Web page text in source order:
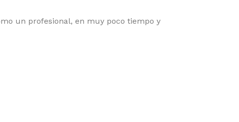
un profesional, en muy poco tiempo y